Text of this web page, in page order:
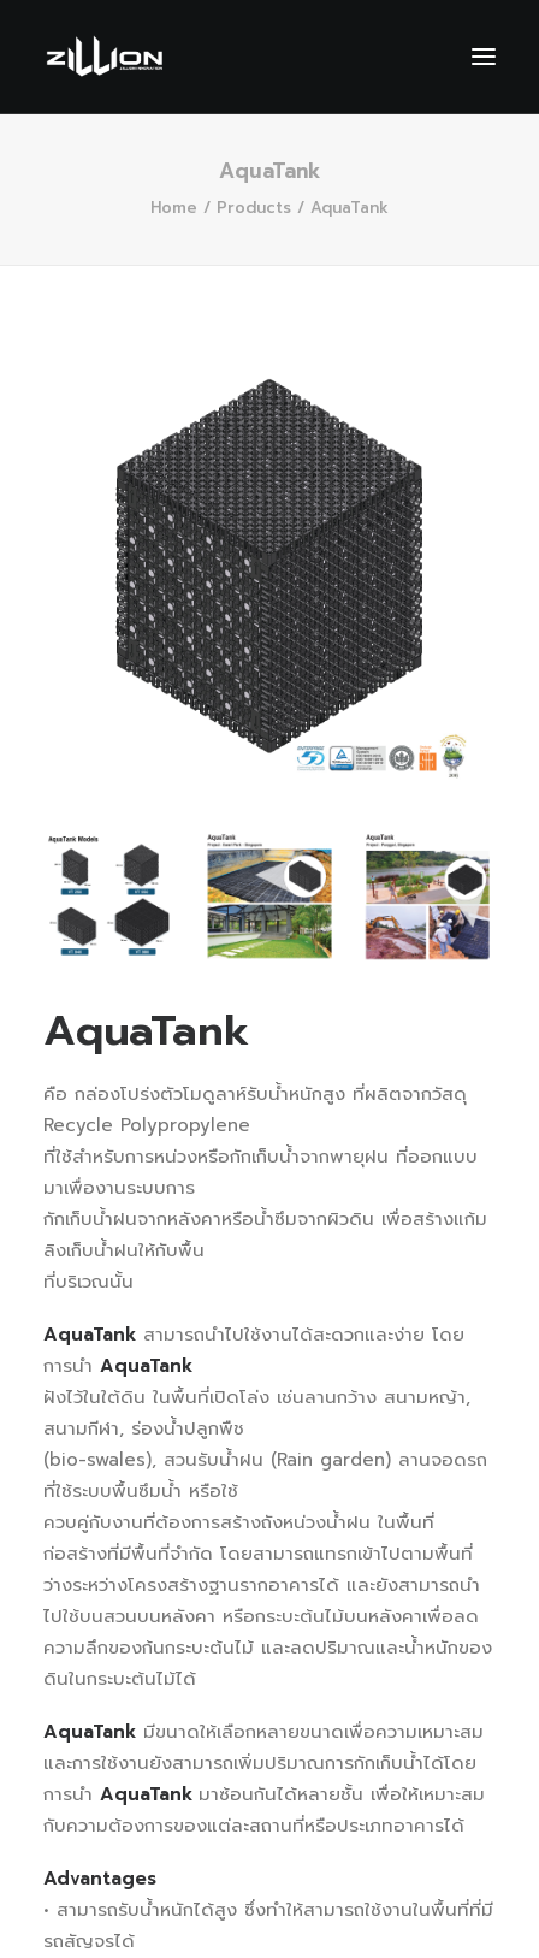
AquaTank
Home Products AquaTank
AquaTank
คือ กล่องโปร่งตัวโมดูลาห์รับน้ำหนักสูง ที่ผลิตจากวัสดุ
Recycle Polypropylene
ที่ใช้สำหรับการหน่วงหรือกักเก็บน้ำจากพายุฝน ที่ออกแบบ
มาเพื่องานระบบการ
กักเก็บน้ำฝนจากหลังคาหรือน้ำซึมจากผิวดิน เพื่อสร้างแก้ม
ลิงเก็บน้ำฝนให้กับพื้น
ที่บริเวณนั้น
AquaTank สามารถนำไปใช้งานได้สะดวกและง่าย โดย
การนำ AquaTank
ฝังไว้ในใต้ดิน ในพื้นที่เปิดโล่ง เช่นลานกว้าง สนามหญ้า,
สนามกีฬา, ร่องน้ำปลูกพืช
(bio-swales), สวนรับน้ำฝน (Rain garden) ลานจอดรถ
ที่ใช้ระบบพื้นซึมน้ำ หรือใช้
ควบคู่กับงานที่ต้องการสร้างถังหน่วงน้ำฝน ในพื้นที่
ก่อสร้างที่มีพื้นที่จำกัด โดยสามารถแทรกเข้าไปตามพื้นที่
ว่างระหว่างโครงสร้างฐานรากอาคารได้ และยังสามารถนำ
ไปใช้บนสวนบนหลังคา หรือกระบะต้นไม้บนหลังคาเพื่อลด
ความลึกของก้นกระบะต้นไม้ และลดปริมาณและน้ำหนักของ
ดินในกระบะต้นไม้ได้
AquaTank มีขนาดให้เลือกหลายขนาดเพื่อความเหมาะสม
และการใช้งานยังสามารถเพิ่มปริมาณการกักเก็บน้ำได้โดย
การนำ AquaTank มาซ้อนกันได้หลายชั้น เพื่อให้เหมาะสม
กับความต้องการของแต่ละสถานที่หรือประเภทอาคารได้
Advantages
• สามารถรับน้ำหนักได้สูง ซึ่งทำให้สามารถใช้งานในพื้นที่ที่มี
รถสัญจรได้